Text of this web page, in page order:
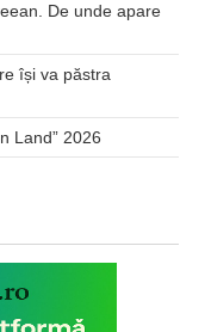
De unde apare
își va păstra
Land” 2026